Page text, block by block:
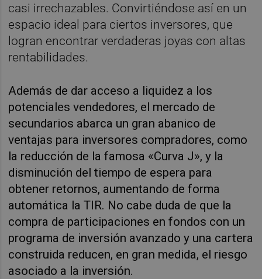
casi irrechazables. Convirtiéndose así en un
espacio ideal para ciertos inversores, que
logran encontrar verdaderas joyas con altas
rentabilidades.
Además de dar acceso a liquidez a los
potenciales vendedores, el mercado de
secundarios abarca un gran abanico de
ventajas para inversores compradores, como
la reducción de la famosa «Curva J», y la
disminución del tiempo de espera para
obtener retornos, aumentando de forma
automática la TIR. No cabe duda de que la
compra de participaciones en fondos con un
programa de inversión avanzado y una cartera
construida reducen, en gran medida, el riesgo
asociado a la inversión.